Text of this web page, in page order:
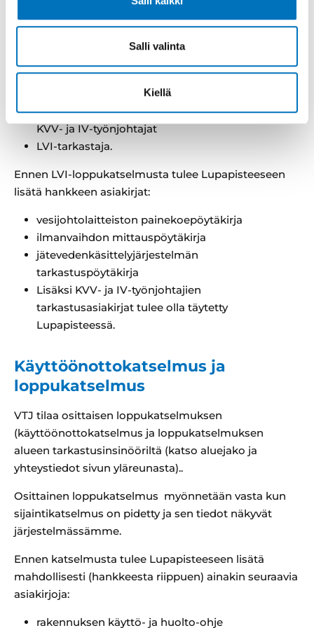
Salli valinta
Kiellä
KVV-työnjohtaja tilaa LVI-loppukatselmuksen LVI-
Rakennuttaja (rakennushankkeeseen ryhtyvä) ja
KVV- ja IV-työnjohtajat
LVI-tarkastaja.
Ennen LVI-loppukatselmusta tulee Lupapisteeseen
lisätä hankkeen asiakirjat:
vesijohtolaitteiston painekoepöytäkirja
ilmanvaihdon mittauspöytäkirja
jätevedenkäsittelyjärjestelmän
tarkastuspöytäkirja
Lisäksi KVV- ja IV-työnjohtajien
tarkastusasiakirjat tulee olla täytetty
Lupapisteessä.
Käyttöönottokatselmus ja
loppukatselmus
VTJ tilaa osittaisen loppukatselmuksen
(käyttöönottokatselmus ja loppukatselmuksen
alueen tarkastusinsinööriltä (katso aluejako ja
yhteystiedot sivun yläreunasta)..
Osittainen loppukatselmus myönnetään vasta kun
sijaintikatselmus on pidetty ja sen tiedot näkyvät
järjestelmässämme.
Ennen katselmusta tulee Lupapisteeseen lisätä
mahdollisesti (hankkeesta riippuen) ainakin seuraavia
asiakirjoja:
rakennuksen käyttö- ja huolto-ohje